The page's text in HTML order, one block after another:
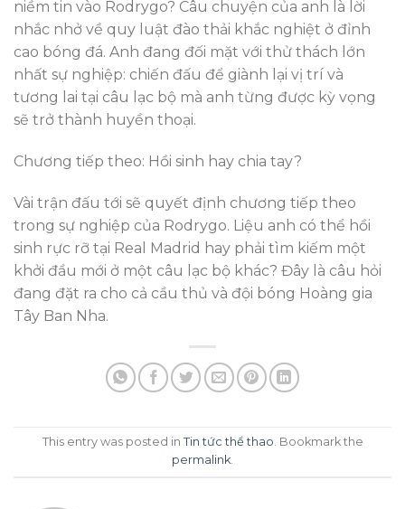
niềm tin vào Rodrygo? Câu chuyện của anh là lời
nhắc nhở về quy luật đào thải khắc nghiệt ở đỉnh
cao bóng đá. Anh đang đối mặt với thử thách lớn
nhất sự nghiệp: chiến đấu để giành lại vị trí và
tương lai tại câu lạc bộ mà anh từng được kỳ vọng
sẽ trở thành huyền thoại.
Chương tiếp theo: Hồi sinh hay chia tay?
Vài trận đấu tới sẽ quyết định chương tiếp theo
trong sự nghiệp của Rodrygo. Liệu anh có thể hồi
sinh rực rỡ tại Real Madrid hay phải tìm kiếm một
khởi đầu mới ở một câu lạc bộ khác? Đây là câu hỏi
đang đặt ra cho cả cầu thủ và đội bóng Hoàng gia
Tây Ban Nha.
This entry was posted in Tin tức thể thao. Bookmark the
permalink.